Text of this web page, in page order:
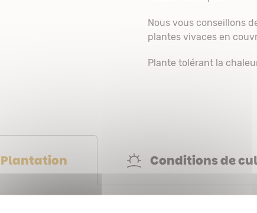
Nous vous conseillons
plantes vivaces en
Plante tolérant la
Plantation Conditions de